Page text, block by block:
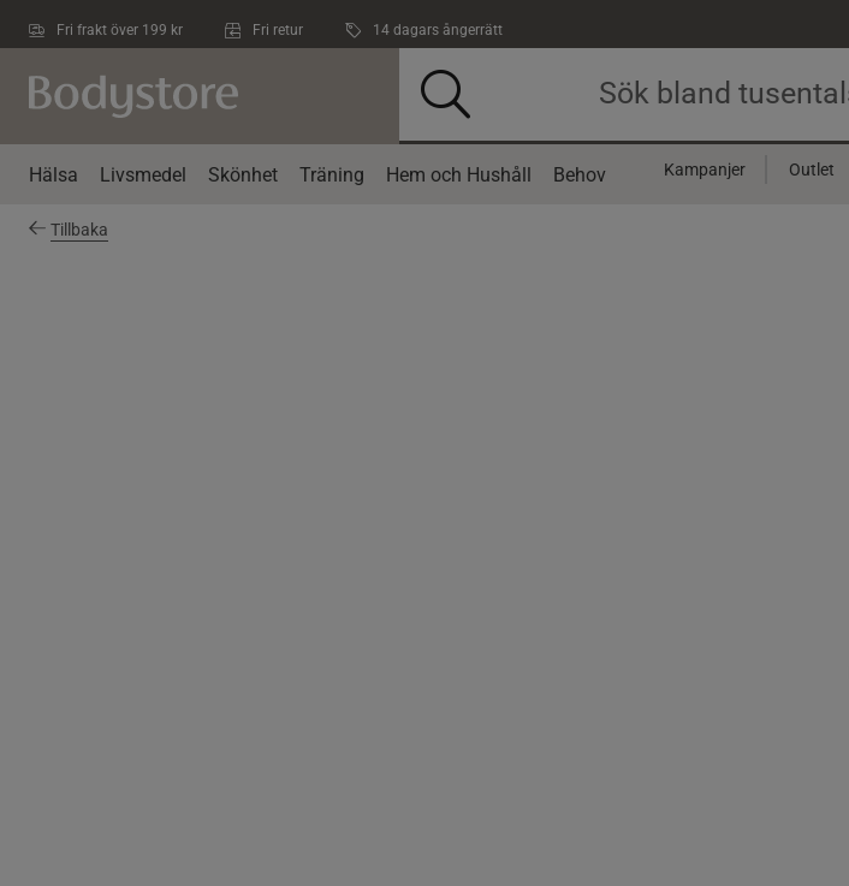
Fri frakt över 199 kr Fri retur 14 dagars ångerrätt
Hälsa Livsmedel Skönhet Träning Hem och Hushåll Behov Kampanjer Outlet
Tillbaka